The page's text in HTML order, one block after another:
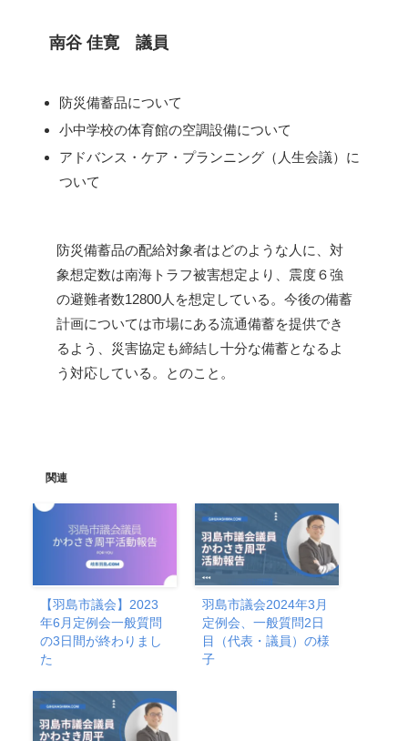
南谷 佳寛 議員
防災備蓄品について
小中学校の体育館の空調設備について
アドバンス・ケア・プランニング（人生会議）に
ついて
防災備蓄品の配給対象者はどのような人に、対
象想定数は南海トラフ被害想定より、震度６強
の避難者数12800人を想定している。今後の備蓄
計画については市場にある流通備蓄を提供でき
るよう、災害協定も締結し十分な備蓄となるよ
う対応している。とのこと。
関連
【羽島市議会】2023
年6月定例会一般質問
の3日間が終わりまし
た
羽島市議会2024年3月
定例会、一般質問2日
目（代表・議員）の様
子